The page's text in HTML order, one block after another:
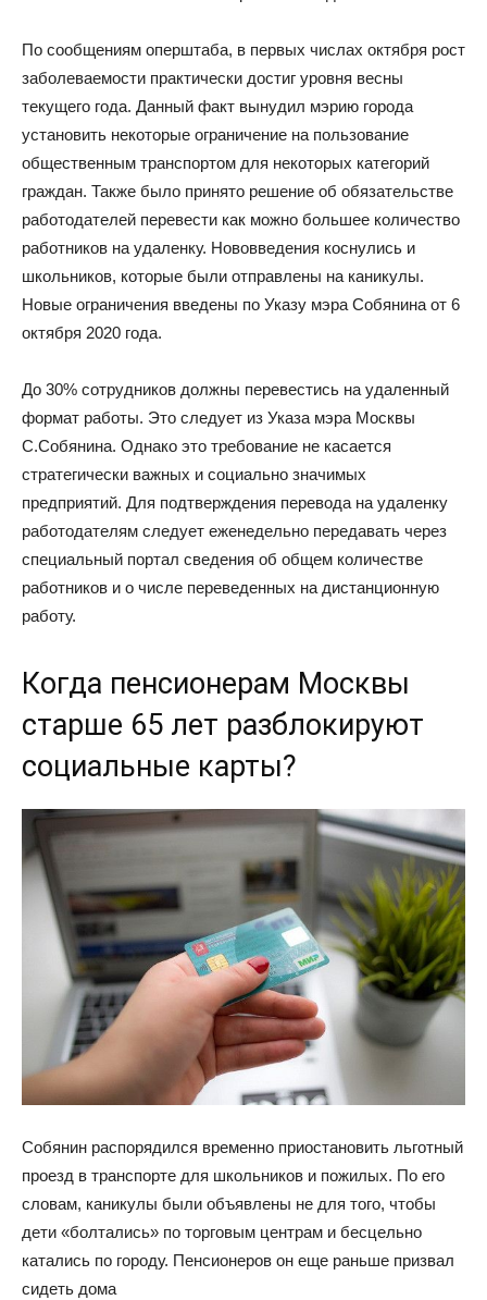
По сообщениям оперштаба, в первых числах октября рост
заболеваемости практически достиг уровня весны
текущего года. Данный факт вынудил мэрию города
установить некоторые ограничение на пользование
общественным транспортом для некоторых категорий
граждан. Также было принято решение об обязательстве
работодателей перевести как можно большее количество
работников на удаленку. Нововведения коснулись и
школьников, которые были отправлены на каникулы.
Новые ограничения введены по Указу мэра Собянина от 6
октября 2020 года.
До 30% сотрудников должны перевестись на удаленный
формат работы. Это следует из Указа мэра Москвы
С.Собянина. Однако это требование не касается
стратегически важных и социально значимых
предприятий. Для подтверждения перевода на удаленку
работодателям следует еженедельно передавать через
специальный портал сведения об общем количестве
работников и о числе переведенных на дистанционную
работу.
Когда пенсионерам Москвы
старше 65 лет разблокируют
социальные карты?
Собянин распорядился временно приостановить льготный
проезд в транспорте для школьников и пожилых. По его
словам, каникулы были объявлены не для того, чтобы
дети «болтались» по торговым центрам и бесцельно
катались по городу. Пенсионеров он еще раньше призвал
сидеть дома